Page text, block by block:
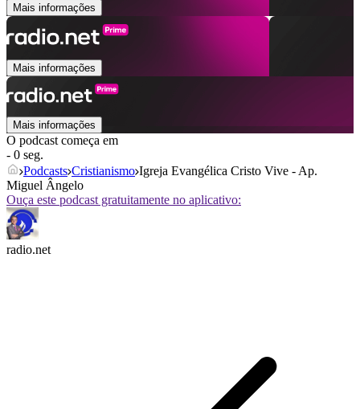
Mais informações
Mais informações
Mais informações
O podcast começa em
- 0 seg.
Podcasts Cristianismo Igreja Evangélica Cristo Vive - Ap.
Miguel Ângelo
Ouça este podcast gratuitamente no aplicativo:
radio.net